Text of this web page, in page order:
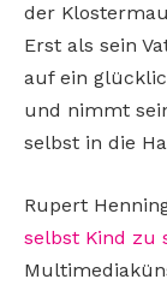
der
Erst als sein
auf ein
und nimmt
selbst in die
Rupert
selbst Kind zu